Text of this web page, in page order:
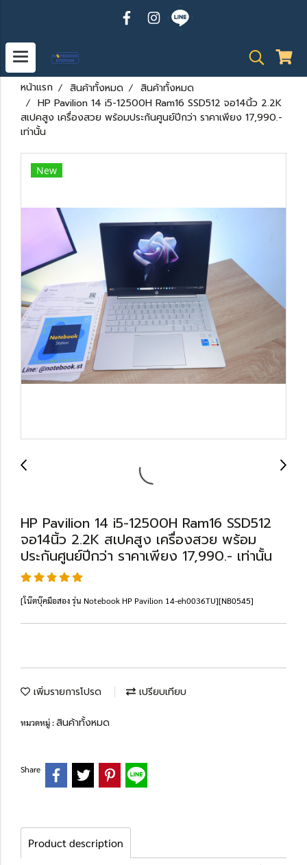
หน้าแรก สินค้าทั้งหมด
สินค้าทั้งหมด
HP Pavilion 14 i5-12500H Ram16 SSD512 จอ14นิ้ว 2.2K
สเปคสูง เครื่องสวย พร้อมประกันศูนย์ปีกว่า ราคาเพียง 17,990.-
เท่านั้น
New
HP Pavilion 14 i5-12500H Ram16 SSD512
จอ14นิ้ว 2.2K สเปคสูง เครื่องสวย พร้อม
ประกันศูนย์ปีกว่า ราคาเพียง 17,990.- เท่านั้น
[โน๊ตบุ๊คมือสอง รุ่น Notebook HP Pavilion 14-eh0036TU][NB0545]
เพิ่มรายการโปรด เปรียบเทียบ
หมวดหมู่ :สินค้าทั้งหมด
Share
Product description